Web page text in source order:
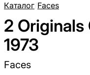
Каталог/Faces
2 Originals
1973
Faces